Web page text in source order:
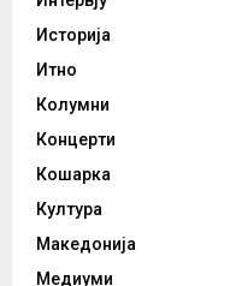
Историја
Итно
Колумни
Концерти
Кошарка
Култура
Македонија
Медиуми